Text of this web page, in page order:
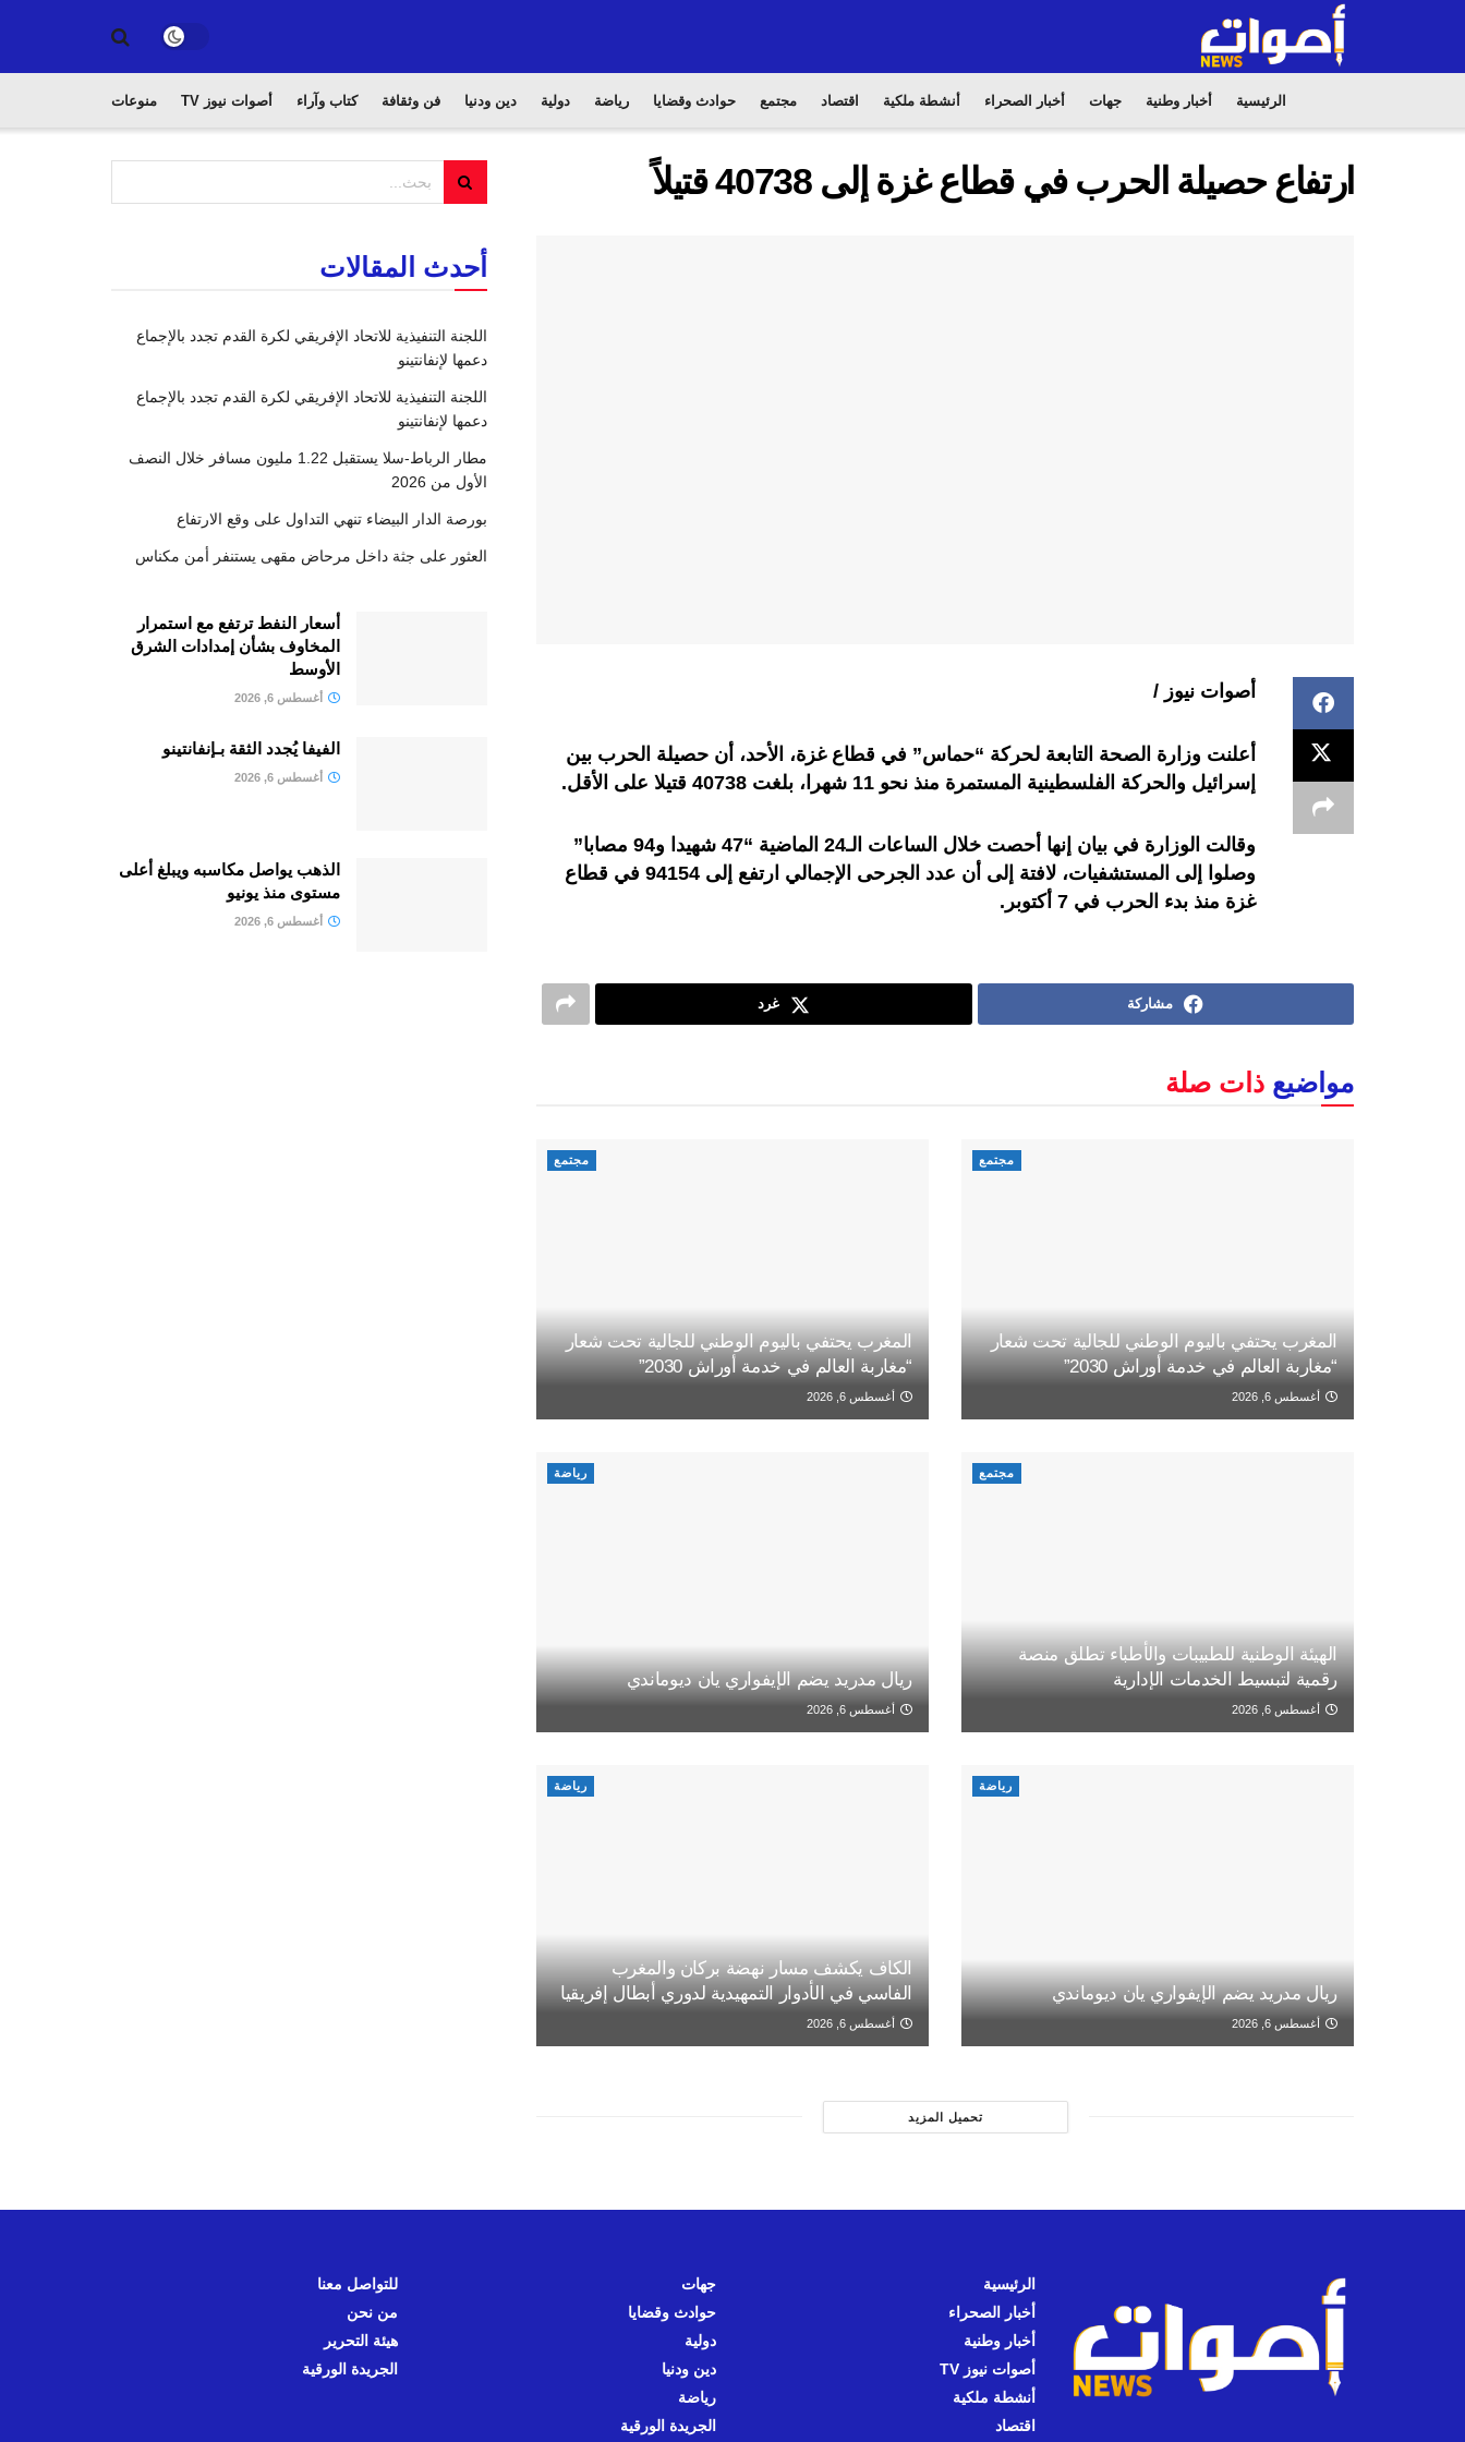
الرئيسية أخبار وطنية جهات أخبار الصحراء أنشطة ملكية اقتصاد مجتمع حوادث وقضايا رياضة دولية دين ودنيا فن وثقافة كتاب وآراء أصوات نيوز TV منوعات
ارتفاع حصيلة الحرب في قطاع غزة إلى 40738 قتيلاً
أصوات نيوز /
أعلنت وزارة الصحة التابعة لحركة “حماس” في قطاع غزة، الأحد، أن حصيلة الحرب بين
إسرائيل والحركة الفلسطينية المستمرة منذ نحو 11 شهرا، بلغت 40738 قتيلا على الأقل.
وقالت الوزارة في بيان إنها أحصت خلال الساعات الـ24 الماضية “47 شهيدا و94 مصابا”
وصلوا إلى المستشفيات، لافتة إلى أن عدد الجرحى الإجمالي ارتفع إلى 94154 في قطاع
غزة منذ بدء الحرب في 7 أكتوبر.
مشاركة غرد
مواضيع ذات صلة
مجتمع
المغرب يحتفي باليوم الوطني للجالية تحت شعار
“مغاربة العالم في خدمة أوراش 2030”
أغسطس 6, 2026
مجتمع
المغرب يحتفي باليوم الوطني للجالية تحت شعار
“مغاربة العالم في خدمة أوراش 2030”
أغسطس 6, 2026
مجتمع
الهيئة الوطنية للطبيبات والأطباء تطلق منصة
رقمية لتبسيط الخدمات الإدارية
أغسطس 6, 2026
رياضة
ريال مدريد يضم الإيفواري يان ديوماندي
أغسطس 6, 2026
رياضة
ريال مدريد يضم الإيفواري يان ديوماندي
أغسطس 6, 2026
رياضة
الكاف يكشف مسار نهضة بركان والمغرب
الفاسي في الأدوار التمهيدية لدوري أبطال إفريقيا
أغسطس 6, 2026
تحميل المزيد
أحدث المقالات
اللجنة التنفيذية للاتحاد الإفريقي لكرة القدم تجدد بالإجماع
دعمها لإنفانتينو
اللجنة التنفيذية للاتحاد الإفريقي لكرة القدم تجدد بالإجماع
دعمها لإنفانتينو
مطار الرباط-سلا يستقبل 1.22 مليون مسافر خلال النصف
الأول من 2026
بورصة الدار البيضاء تنهي التداول على وقع الارتفاع
العثور على جثة داخل مرحاض مقهى يستنفر أمن مكناس
أسعار النفط ترتفع مع استمرار
المخاوف بشأن إمدادات الشرق
الأوسط
أغسطس 6, 2026
الفيفا يُجدد الثقة بـإنفانتينو
أغسطس 6, 2026
الذهب يواصل مكاسبه ويبلغ أعلى
مستوى منذ يونيو
أغسطس 6, 2026
الرئيسية
أخبار الصحراء
أخبار وطنية
أصوات نيوز TV
أنشطة ملكية
اقتصاد
جهات
حوادث وقضايا
دولية
دين ودنيا
رياضة
الجريدة الورقية
للتواصل معنا
من نحن
هيئة التحرير
الجريدة الورقية